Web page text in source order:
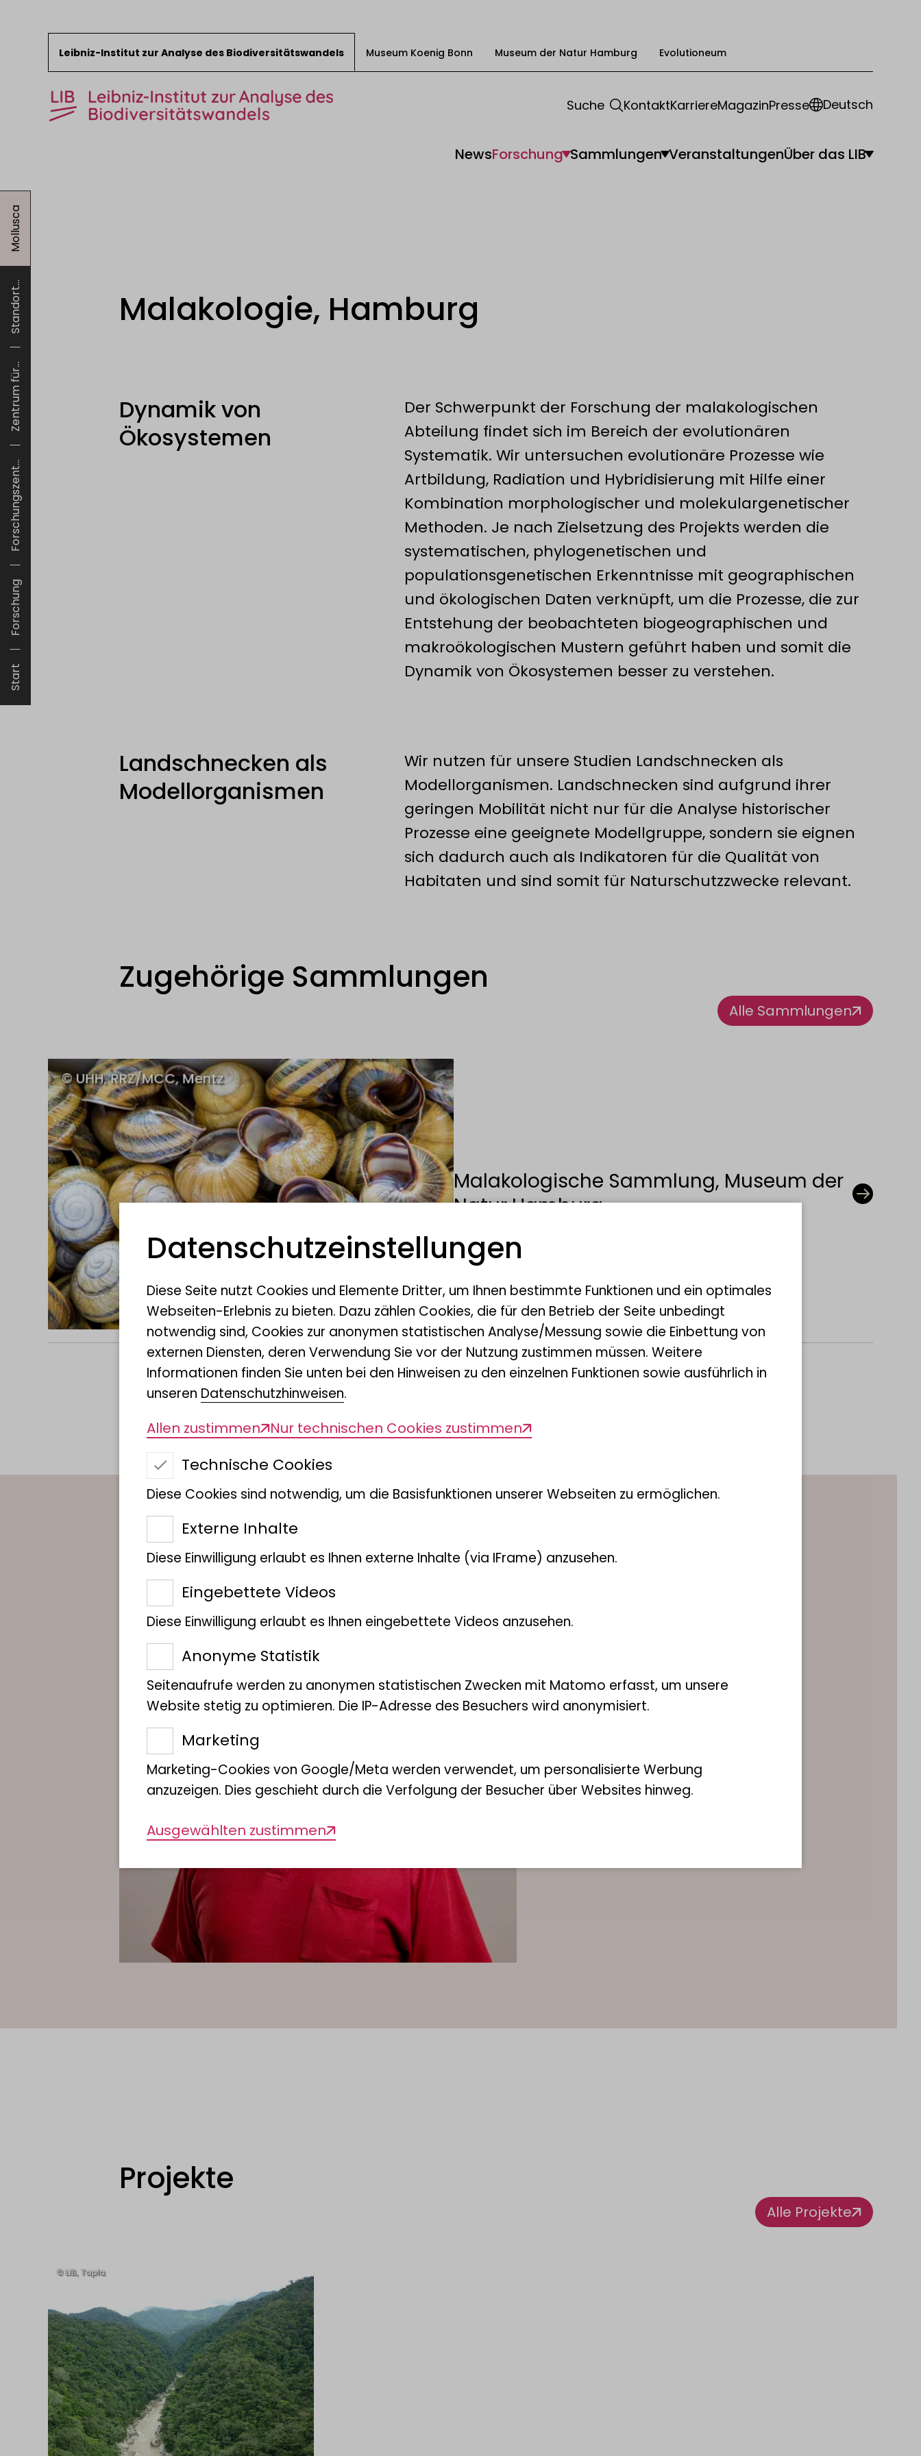
Zum Inhalt springen
Leibniz-Institut zur Analyse des Biodiversitätswandels Museum Koenig Bonn Museum der Natur Hamburg Evolutioneum
NewsForschung Sammlungen VeranstaltungenÜber das LIB
Suche KontaktKarriereMagazinPresse Deutsch
Start
Forschung
Forschungszent...
Zentrum für...
Standort...
Mollusca
Malakologie, Hamburg
Dynamik von
Ökosystemen
Der Schwerpunkt der Forschung der malakologischen
Abteilung findet sich im Bereich der evolutionären
Systematik. Wir untersuchen evolutionäre Prozesse wie
Artbildung, Radiation und Hybridisierung mit Hilfe einer
Kombination morphologischer und molekulargenetischer
Methoden. Je nach Zielsetzung des Projekts werden die
systematischen, phylogenetischen und
populationsgenetischen Erkenntnisse mit geographischen
und ökologischen Daten verknüpft, um die Prozesse, die zur
Entstehung der beobachteten biogeographischen und
makroökologischen Mustern geführt haben und somit die
Dynamik von Ökosystemen besser zu verstehen.
Landschnecken als
Modellorganismen
Wir nutzen für unsere Studien Landschnecken als
Modellorganismen. Landschnecken sind aufgrund ihrer
geringen Mobilität nicht nur für die Analyse historischer
Prozesse eine geeignete Modellgruppe, sondern sie eignen
sich dadurch auch als Indikatoren für die Qualität von
Habitaten und sind somit für Naturschutzzwecke relevant.
Zugehörige Sammlungen
Alle Sammlungen
Malakologische Sammlung, Museum der
Natur Hamburg
Ansprechperson
Tel.:+49 40 238317 617
E-Mail:b.hausdorf@leibniz-lib.de
Projekte
Alle Projekte
Datenschutz­einstellungen
Diese Seite nutzt Cookies und Elemente Dritter, um Ihnen bestimmte Funktionen und ein optimales
Webseiten-Erlebnis zu bieten. Dazu zählen Cookies, die für den Betrieb der Seite unbedingt
notwendig sind, Cookies zur anonymen statistischen Analyse/Messung sowie die Einbettung von
externen Diensten, deren Verwendung Sie vor der Nutzung zustimmen müssen. Weitere
Informationen finden Sie unten bei den Hinweisen zu den einzelnen Funktionen sowie ausführlich in
unseren Datenschutzhinweisen.
Allen zustimmen Nur technischen Cookies zustimmen
Technische Cookies
Diese Cookies sind notwendig, um die Basisfunktionen unserer Webseiten zu ermöglichen.
Externe Inhalte
Diese Einwilligung erlaubt es Ihnen externe Inhalte (via IFrame) anzusehen.
Eingebettete Videos
Diese Einwilligung erlaubt es Ihnen eingebettete Videos anzusehen.
Anonyme Statistik
Seitenaufrufe werden zu anonymen statistischen Zwecken mit Matomo erfasst, um unsere
Website stetig zu optimieren. Die IP-Adresse des Besuchers wird anonymisiert.
Marketing
Marketing-Cookies von Google/Meta werden verwendet, um personalisierte Werbung
anzuzeigen. Dies geschieht durch die Verfolgung der Besucher über Websites hinweg.
Ausgewählten zustimmen